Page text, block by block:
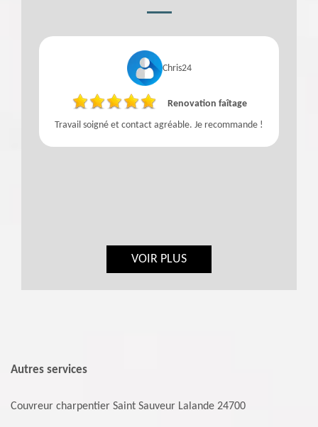
Chris24
Renovation faîtage
Travail soigné et contact agréable. Je recommande !
VOIR PLUS
Autres services
Couvreur charpentier Saint Sauveur Lalande 24700